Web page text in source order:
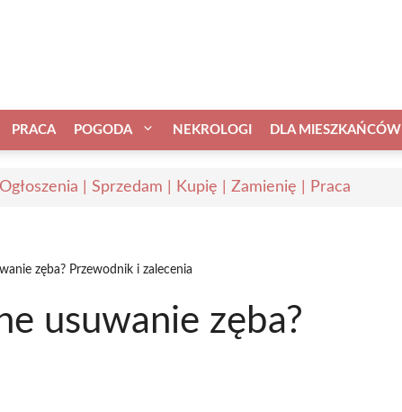
PRACA POGODA NEKROLOGI DLA MIESZKAŃCÓW
| Sprzedam | Kupię | Zamienię | Praca
zęba? Przewodnik i zalecenia
usuwanie zęba?